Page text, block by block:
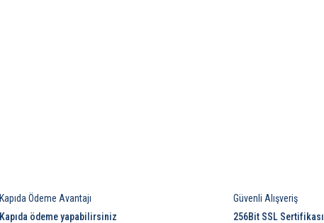
Kapıda Ödeme Avantajı
Kapıda ödeme yapabilirsiniz
Güvenli Alışveriş
256Bit SSL Sertifikası